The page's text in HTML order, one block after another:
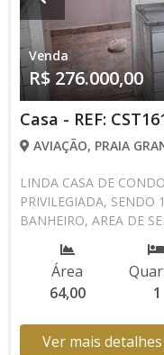
Venda
R$ 276.000,00
Casa - REF:
AVIAÇÃO, PRAIA
LINDA CASA DE
PRIVILEGIADA,
BANHEIRO, AREA DE
VAGA DE GARAGEM.
3494-1029 13 99105-
Área
64,00
1
Ver mais detalhes